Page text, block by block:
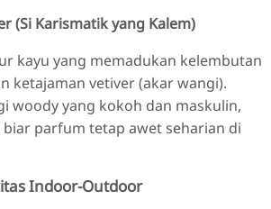
(Si Karismatik yang Kalem)
kayu yang memadukan kelembutan
ketajaman vetiver (akar wangi).
woody yang kokoh dan maskulin,
parfum tetap awet seharian di
Indoor-Outdoor